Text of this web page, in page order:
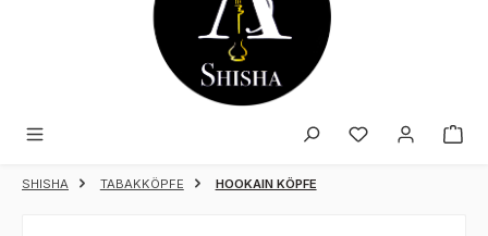
Du hast 0
SHISHA TABAKKÖPFE HOOKAIN KÖPFE